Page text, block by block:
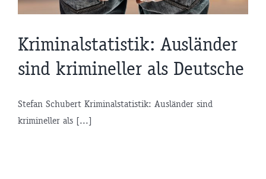
Kriminalstatistik: Ausländer
sind krimineller als Deutsche
Stefan Schubert Kriminalstatistik: Ausländer sind
krimineller als [...]